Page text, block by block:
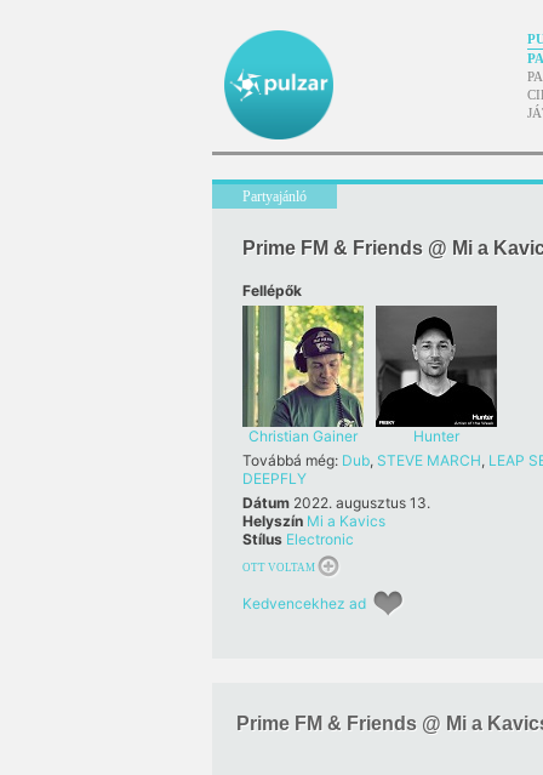
Partyajánló
Prime FM & Friends @ Mi a
Fellépők
Christian Gainer
Hunter
Továbbá még: Dub, STEVE MARCH, LEAP
DEEPFLY
Dátum 2022. augusztus 13.
Helyszín Mi a Kavics
Stílus Electronic
OTT VOLTAM
Kedvencekhez ad
Prime FM & Friends @ Mi a